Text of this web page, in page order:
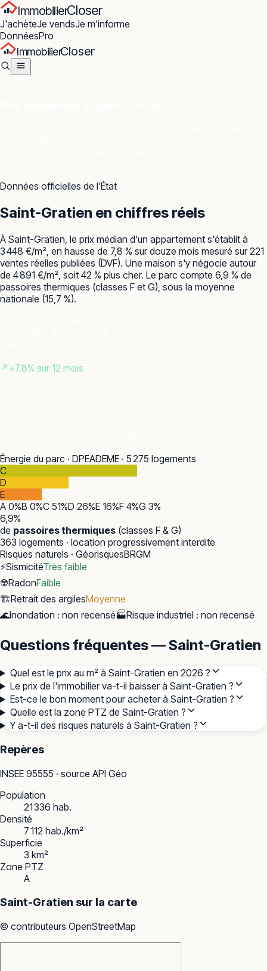
ImmobilierCloser
J'achèteJe vendsJe m'informe
DonnéesPro
ImmobilierCloser
Données officielles de l'État
Saint-Gratien en chiffres réels
À Saint-Gratien, le prix médian d'un appartement s'établit à
3 448 €/m², en hausse de 7,8 % sur douze mois mesuré sur 221
ventes réelles publiées (DVF). Une maison s'y négocie autour
de 4 891 €/m², soit 42 % plus cher. Le parc compte 6,9 % de
passoires thermiques (classes F et G), sous la moyenne
nationale (15,7 %).
↗ +7.8% sur 12 mois
Énergie du parc · DPEADEME · 5 275 logements
C
D
E
A 0%B 0%C 51%D 26%E 16%F 4%G 3%
6,9%
de passoires thermiques (classes F & G)
363 logements · location progressivement interdite
Risques naturels · GéorisquesBRGM
⚡SismicitéTrès faible
☢️RadonFaible
🏗️Retrait des argilesMoyenne
🌊Inondation : non recensé🏭Risque industriel : non recensé
Questions fréquentes — Saint-Gratien
Quel est le prix au m² à Saint-Gratien en 2026 ?
Le prix de l'immobilier va-t-il baisser à Saint-Gratien ?
Est-ce le bon moment pour acheter à Saint-Gratien ?
Quelle est la zone PTZ de Saint-Gratien ?
Y a-t-il des risques naturels à Saint-Gratien ?
Repères
INSEE 95555 · source API Géo
Population
21 336 hab.
Densité
7 112 hab./km²
Superficie
3 km²
Zone PTZ
A
Saint-Gratien sur la carte
© contributeurs OpenStreetMap